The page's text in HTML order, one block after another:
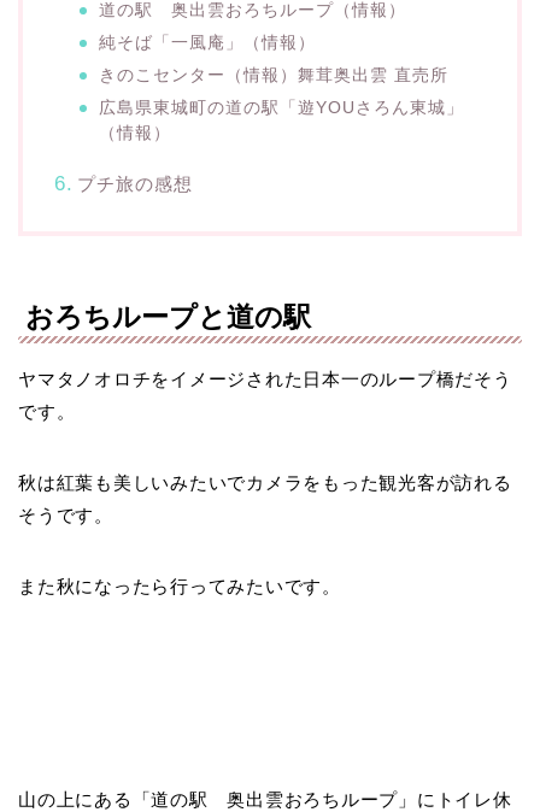
道の駅 奥出雲おろちループ（情報）
純そば「一風庵」（情報）
きのこセンター（情報）舞茸奥出雲 直売所
広島県東城町の道の駅「遊YOUさろん東城」
（情報）
プチ旅の感想
おろちループと道の駅
ヤマタノオロチをイメージされた日本一のループ橋だそう
です。
秋は紅葉も美しいみたいでカメラをもった観光客が訪れる
そうです。
また秋になったら行ってみたいです。
山の上にある「道の駅 奥出雲おろちループ」にトイレ休